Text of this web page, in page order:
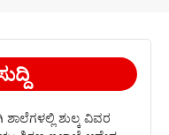
ಶಾಲೆಗಳಲ್ಲಿ ಶುಲ್ಕ ವಿವರ